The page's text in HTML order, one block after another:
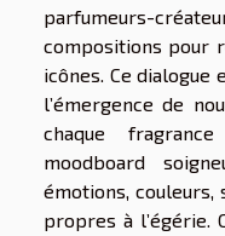
parfumeurs-
compositions pour
icônes. Ce
l’émergence de
chaque
moodboard
émotions,
propres à l’égérie.